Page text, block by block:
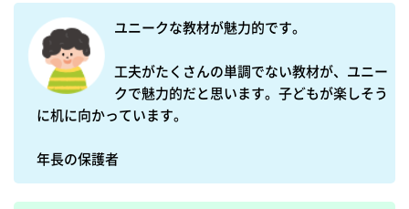
ユニークな教材が魅力的です。
工夫がたくさんの単調でない教材が、ユニー
クで魅力的だと思います。子どもが楽しそう
に机に向かっています。